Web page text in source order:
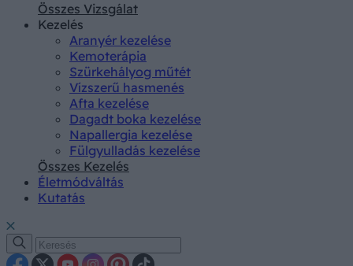
Összes Vizsgálat
Kezelés
Aranyér kezelése
Kemoterápia
Szürkehályog műtét
Vízszerű hasmenés
Afta kezelése
Dagadt boka kezelése
Napallergia kezelése
Fülgyulladás kezelése
Összes Kezelés
Életmódváltás
Kutatás